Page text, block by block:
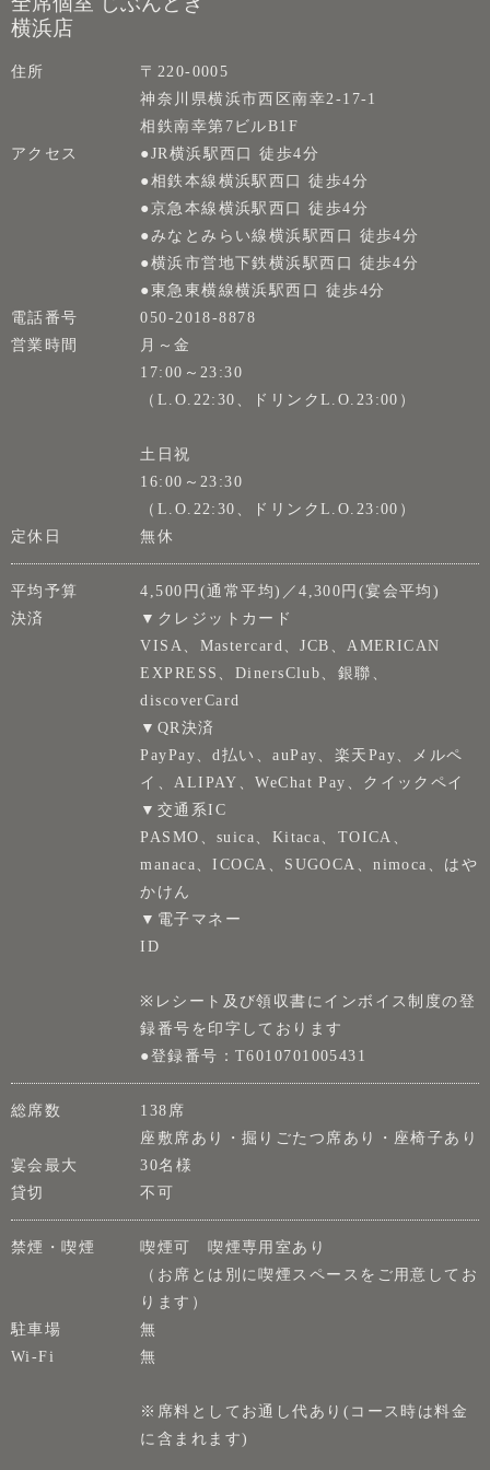
横浜店
住所
〒220-0005
神奈川県横浜市西区南幸2-17-1
相鉄南幸第7ビルB1F
アクセス
●JR横浜駅西口 徒歩4分
●相鉄本線横浜駅西口 徒歩4分
●京急本線横浜駅西口 徒歩4分
●みなとみらい線横浜駅西口 徒歩4分
●横浜市営地下鉄横浜駅西口 徒歩4分
●東急東横線横浜駅西口 徒歩4分
電話番号
050-2018-8878
営業時間
月～金
17:00～23:30
（L.O.22:30、ドリンクL.O.23:00）
土日祝
16:00～23:30
（L.O.22:30、ドリンクL.O.23:00）
定休日
無休
平均予算
4,500円(通常平均)／4,300円(宴会平均)
決済
▼クレジットカード
VISA、Mastercard、JCB、AMERICAN
EXPRESS、DinersClub、銀聯、
discoverCard
▼QR決済
PayPay、d払い、auPay、楽天Pay、メルペ
イ、ALIPAY、WeChat Pay、クイックペイ
▼交通系IC
PASMO、suica、Kitaca、TOICA、
manaca、ICOCA、SUGOCA、nimoca、はや
かけん
▼電子マネー
ID
※レシート及び領収書にインボイス制度の登
録番号を印字しております
●登録番号：T6010701005431
総席数
138席
座敷席あり・掘りごたつ席あり・座椅子あり
宴会最大
30名様
貸切
不可
禁煙・喫煙
喫煙可 喫煙専用室あり
（お席とは別に喫煙スペースをご用意してお
ります）
駐車場
無
Wi-Fi
無
※席料としてお通し代あり(コース時は料金
に含まれます)